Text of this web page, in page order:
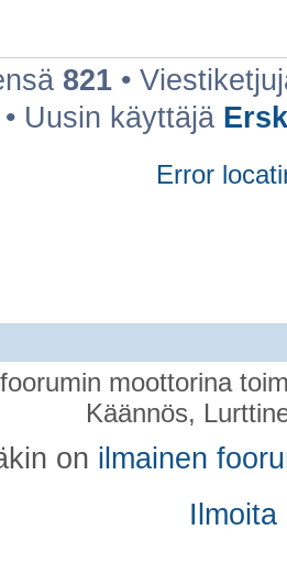
821 •
• Uusin käyttäjä
Error
moottorina
Käännös,
on ilmainen